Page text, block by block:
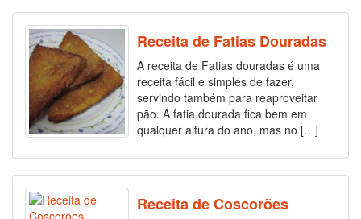
Receita de Fatias Douradas
A receita de Fatias douradas é uma
receita fácil e simples de fazer,
servindo também para reaproveitar
pão. A fatia dourada fica bem em
qualquer altura do ano, mas no […]
Receita de Coscorões